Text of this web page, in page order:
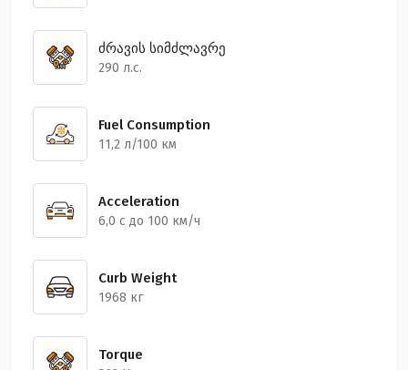
ძრავის სიმძლავრე
290 л.с.
Fuel Consumption
11,2 л/100 км
Acceleration
6,0 с до 100 км/ч
Curb Weight
1968 кг
Torque